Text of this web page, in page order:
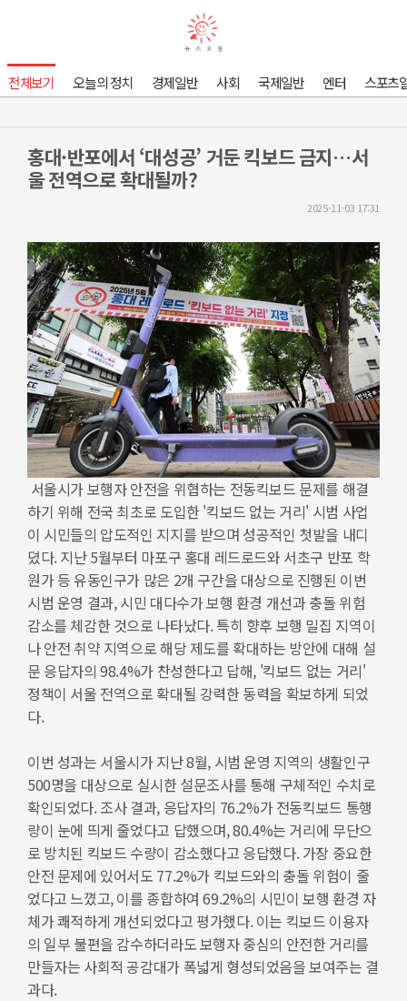
전체보기 오늘의 정치 경제일반 사회 국제일반 엔터 스포츠
홍대·반포에서 ‘대성공’ 거둔 킥보드 금지…서
울 전역으로 확대될까?
2025-11-03 17:31
서울시가 보행자 안전을 위협하는 전동킥보드 문제를 해결
하기 위해 전국 최초로 도입한 '킥보드 없는 거리' 시범 사업
이 시민들의 압도적인 지지를 받으며 성공적인 첫발을 내디
뎠다. 지난 5월부터 마포구 홍대 레드로드와 서초구 반포 학
원가 등 유동인구가 많은 2개 구간을 대상으로 진행된 이번
시범 운영 결과, 시민 대다수가 보행 환경 개선과 충돌 위험
감소를 체감한 것으로 나타났다. 특히 향후 보행 밀집 지역이
나 안전 취약 지역으로 해당 제도를 확대하는 방안에 대해 설
문 응답자의 98.4%가 찬성한다고 답해, '킥보드 없는 거리'
정책이 서울 전역으로 확대될 강력한 동력을 확보하게 되었
다.
이번 성과는 서울시가 지난 8월, 시범 운영 지역의 생활인구
500명을 대상으로 실시한 설문조사를 통해 구체적인 수치로
확인되었다. 조사 결과, 응답자의 76.2%가 전동킥보드 통행
량이 눈에 띄게 줄었다고 답했으며, 80.4%는 거리에 무단으
로 방치된 킥보드 수량이 감소했다고 응답했다. 가장 중요한
안전 문제에 있어서도 77.2%가 킥보드와의 충돌 위험이 줄
었다고 느꼈고, 이를 종합하여 69.2%의 시민이 보행 환경 자
체가 쾌적하게 개선되었다고 평가했다. 이는 킥보드 이용자
의 일부 불편을 감수하더라도 보행자 중심의 안전한 거리를
만들자는 사회적 공감대가 폭넓게 형성되었음을 보여주는 결
과다.